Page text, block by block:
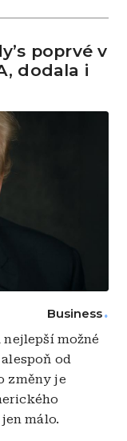
poprvé v
dodala i
Business
nejlepší možné
od
změny je
málo.